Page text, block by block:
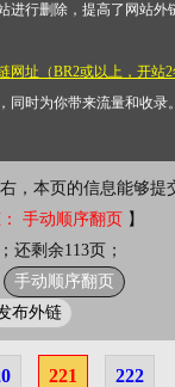
进行删除，提高了网站外
网址（BR2或以上，开站
同时为你带来流量和收录
，本页的信息能够提
手动顺序翻页 】
还剩余113页；
手动顺序翻页
布外链
221 222